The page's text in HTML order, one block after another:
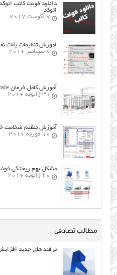
دانلود فونت کاتب
اتوکد
7 آگوست 2017
اموزش تنظیمات پلات
7 سپتامبر 2016
آموزش کامل فرمان Scale در اتوکد
31 ژانویه 2016
آموزش تنظیم ضخامت
10 فوریه 2016
مشکل بهم ریختگی
20 ژانویه 2016
مطالب تصادفی
ترفند های جدید